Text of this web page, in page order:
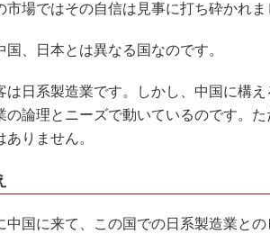
市場ではその自信は見事に打ち砕かれま
、日本とは異なる国なのです。
日系製造業です。しかし、中国に構
の論理とニーズで動いているのです。
りません。
国に来て、この国での日系製造業と